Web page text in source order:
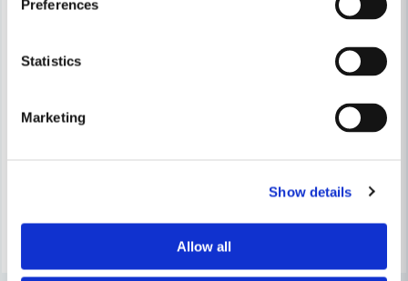
Preferences
Statistics
Marketing
Show details
Allow all
Stihl Slangmuff Ø50/50mm
Leveranstid ifrån leverantör ca
7-10 arbetsdagar